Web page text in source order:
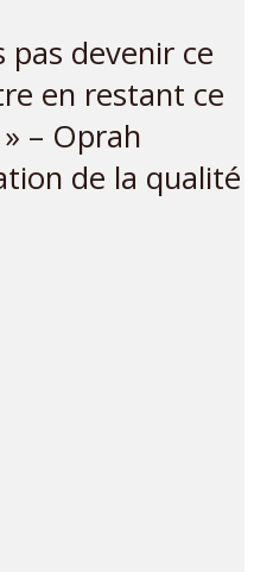
pas devenir ce
en restant ce
– Oprah
de la qualité